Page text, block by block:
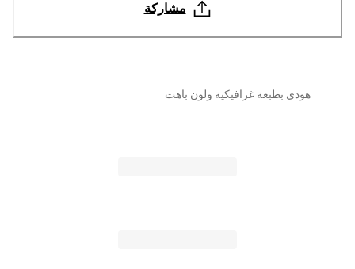
مشاركة
هودي بطبعة غرافيكية ولون باهت